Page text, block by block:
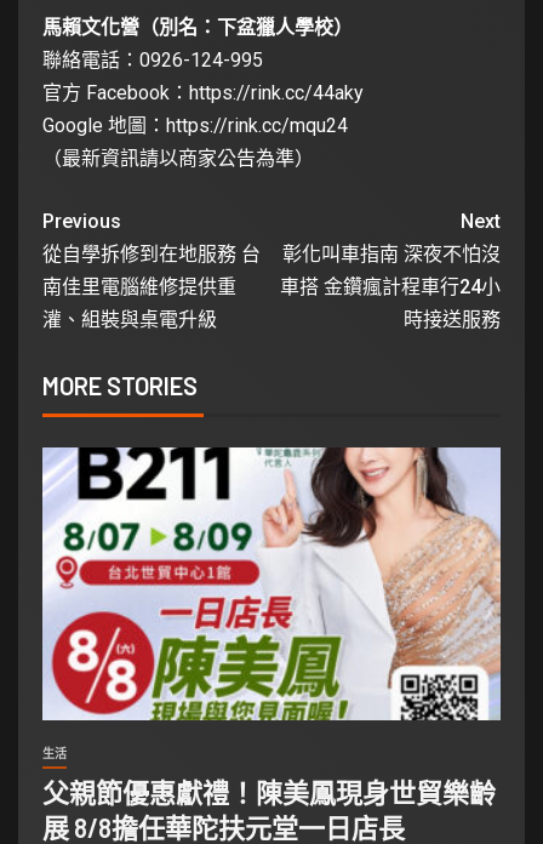
馬賴文化營（別名：下盆獵人學校）
聯絡電話：0926-124-995
官方 Facebook： https://rink.cc/44aky
Google 地圖： https://rink.cc/mqu24
（最新資訊請以商家公告為準）
Previous
從自學拆修到在地服務 台
南佳里電腦維修提供重
灌、組裝與桌電升級
Next
彰化叫車指南 深夜不怕沒
車搭 金鑽瘋計程車行24小
時接送服務
MORE STORIES
生活
父親節優惠獻禮！陳美鳳現身世貿樂齡
展 8/8擔任華陀扶元堂一日店長